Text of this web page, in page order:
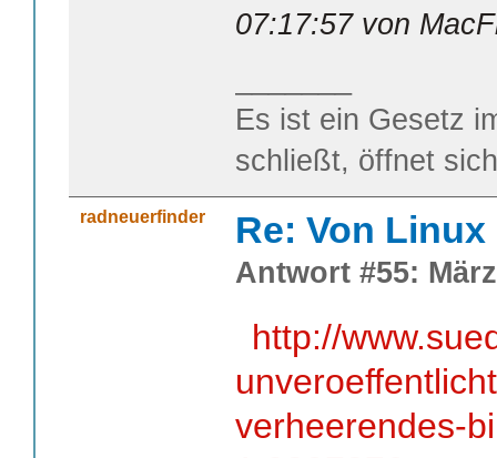
07:17:57 von
Es ist ein Gesetz
schließt, öffnet
radneuerfinder Re: Von
Antwort #55:
http://
verheerendes-